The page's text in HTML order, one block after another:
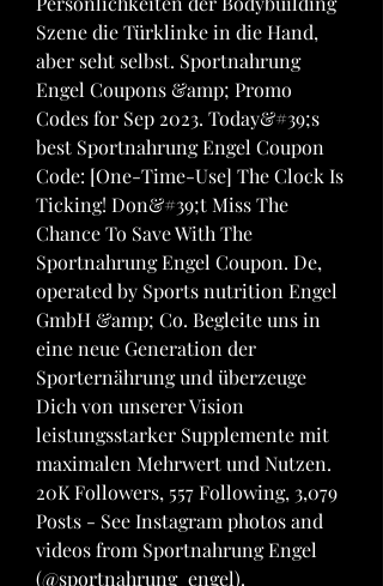
Szene die Türklinke in die Hand,
aber seht selbst. Sportnahrung
Engel Coupons &amp; Promo
Codes for Sep 2023. Today&#39;s
best Sportnahrung Engel Coupon
Code: [One-Time-Use] The Clock Is
Ticking! Don&#39;t Miss The
Chance To Save With The
Sportnahrung Engel Coupon. De,
operated by Sports nutrition Engel
GmbH &amp; Co. Begleite uns in
eine neue Generation der
Sporternährung und überzeuge
Dich von unserer Vision
leistungsstarker Supplemente mit
maximalen Mehrwert und Nutzen.
20K Followers, 557 Following, 3,079
Posts - See Instagram photos and
videos from Sportnahrung Engel
(@sportnahrung_engel).